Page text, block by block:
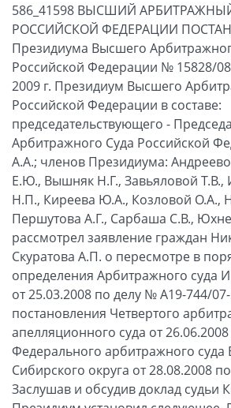
586_41598 ВЫСШИЙ
РОССИЙСКОЙ ФЕДЕРАЦИИ
Президиума Высшего
Российской Федерации № 15828/
2009 г. Президиум Высшего
Российской Федерации в составе:
председательствующего -
Арбитражного Суда Российской
А.А.; членов Президиума:
Е.Ю., Вышняк Н.Г., Завьяловой Т.В.,
Н.П., Киреева Ю.А., Козловой О.А.,
Першутова А.Г., Сарбаша С.В.,
рассмотрел заявление граждан
Скуратова А.П. о пересмотре в
определения Арбитражного суда
от 25.03.2008 по делу № А19-744/
постановления Четвертого
апелляционного суда от
Федерального арбитражного суда
Сибирского округа от 28.08.2008
Заслушав и обсудив доклад судьи